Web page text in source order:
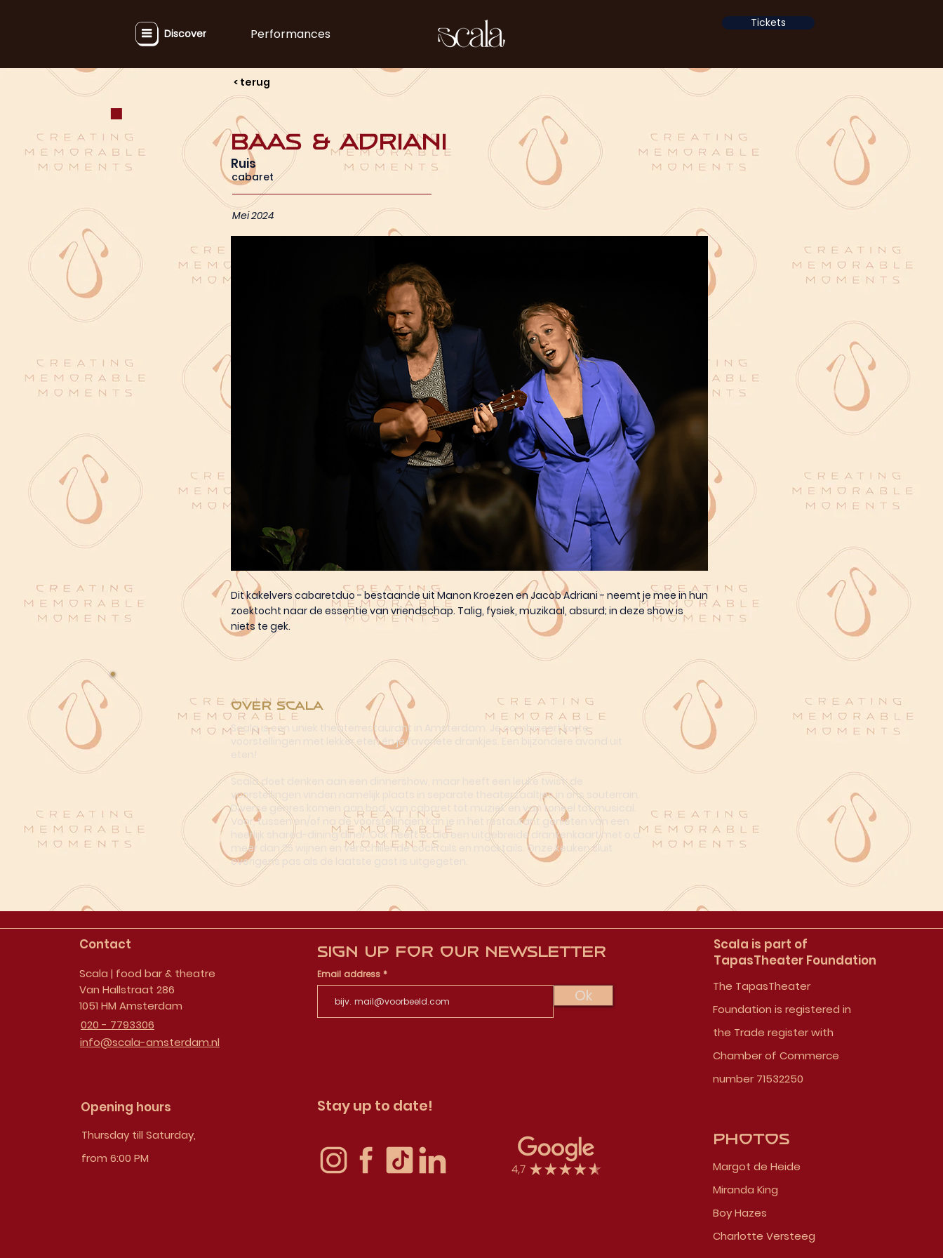
Discover Performances
Tickets
< terug
cabaret
Baas & Adriani
Ruis
Mei 2024
Dit kakelvers cabaretduo - bestaande uit Manon Kroezen en Jacob Adriani - neemt je mee in hun
zoektocht naar de essentie van vriendschap. Talig, fysiek, muzikaal, absurd; in deze show is
niets te gek.
Over Scala
Scala is een uniek theaterrestaurant in Amsterdam. Je combineert korte
voorstellingen met lekker eten én je favoriete drankjes. Een bijzondere avond uit
Scala doet denken aan een dinnershow, maar heeft een leuke twist: de
voorstellingen vinden namelijk plaats in separate theaterzaaltjes in ons souterrain.
Diverse genres komen aan bod, van cabaret tot muziek en van toneel tot musical.
Voor, tussen en/of na de voorstellingen kan je in het restaurant genieten van een
heerlijk shared-dining diner. Ook heeft Scala een uitgebreide drankenkaart met o.a.
meer dan 25 wijnen en verschillende cocktails en mocktails. Onze keuken sluit
overigens pas als de laatste gast is uitgegeten.
Contact
Scala | food bar & theatre
Van Hallstraat 286
1051 HM Amsterdam
020 - 7793306
info@scala-amsterdam.nl
Opening hours
Thursday till Saturday,
from 6:00 PM
Sign up for our newsletter
Email address
Ok
Stay up to date!
Scala is part of
TapasTheater Foundation
The TapasTheater
Foundation is registered in
the Trade register with
Chamber of Commerce
number 71532250
Photos
Margot de Heide
Miranda King
Boy Hazes
Charlotte Versteeg